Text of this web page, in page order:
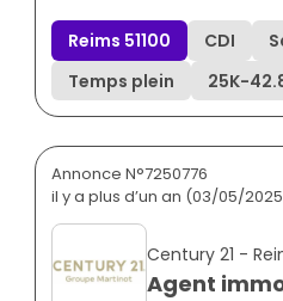
Reims 51100 CDI
Temps plein
25K-
Annonce N°7250776
il y a plus d’un an (03/05/
Century 21 -
Agent